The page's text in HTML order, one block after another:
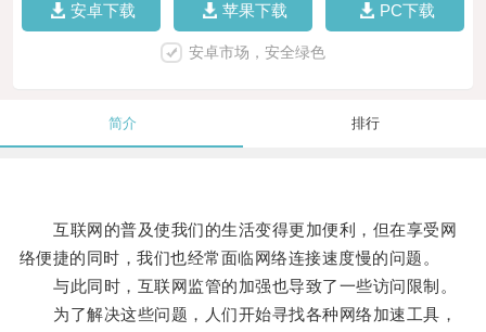
安卓下载 苹果下载 PC下载
安卓市场，安全绿色
简介 排行
互联网的普及使我们的生活变得更加便利，但在享受网
络便捷的同时，我们也经常面临网络连接速度慢的问题。
与此同时，互联网监管的加强也导致了一些访问限制。
为了解决这些问题，人们开始寻找各种网络加速工具，